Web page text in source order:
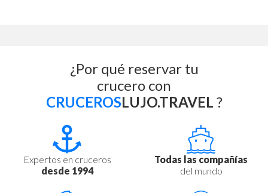
¿Por qué reservar tu
crucero con
CRUCEROSLUJO.TRAVEL ?
Expertos en cruceros
desde 1994
Todas las compañías
del mundo